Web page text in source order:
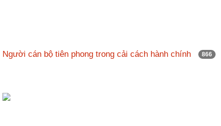
Người cán bộ tiên phong trong cải cách hành chính 866